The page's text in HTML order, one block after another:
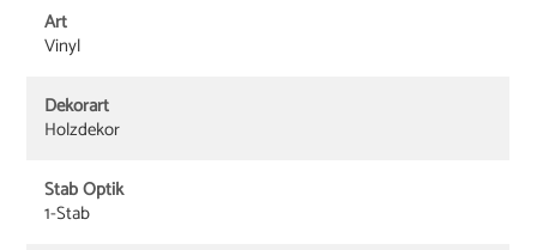
Art
Vinyl
Dekorart
Holzdekor
Stab Optik
1-Stab